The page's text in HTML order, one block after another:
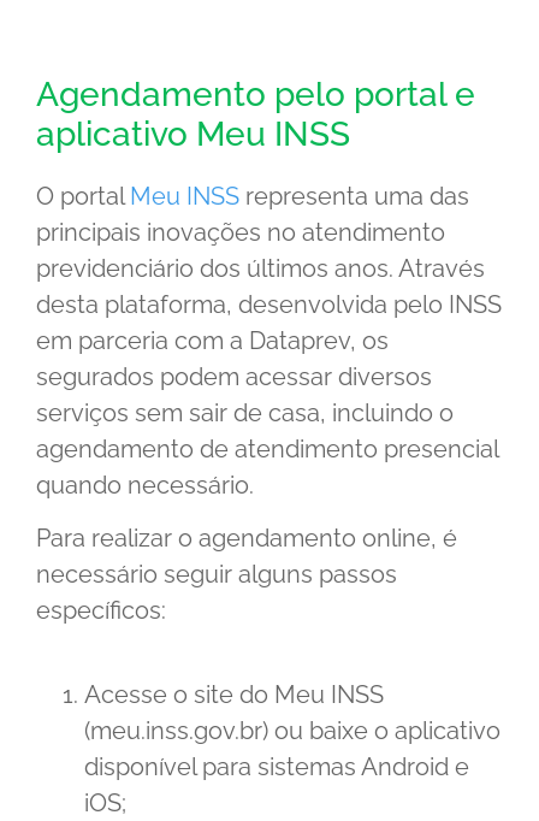
Agendamento pelo portal e
aplicativo Meu INSS
O portalMeu INSS representa uma das
principais inovações no atendimento
previdenciário dos últimos anos. Através
desta plataforma, desenvolvida pelo INSS
em parceria com a Dataprev, os
segurados podem acessar diversos
serviços sem sair de casa, incluindo o
agendamento de atendimento presencial
quando necessário.
Para realizar o agendamento online, é
necessário seguir alguns passos
específicos:
Acesse o site do Meu INSS
(meu.inss.gov.br) ou baixe o aplicativo
disponível para sistemas Android e
iOS;